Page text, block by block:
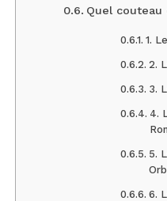
Quel
1.
2.
3.
4.
5.
6.